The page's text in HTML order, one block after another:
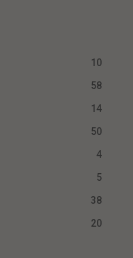
10
58
14
50
4
5
38
20